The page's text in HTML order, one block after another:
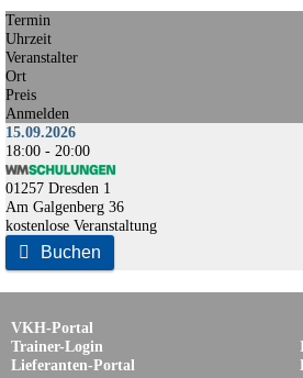
Termin
Uhrzeit
Veranstalter
Ort
Preis
Anmelden
15.09.2026
18:00 - 20:00
01257 Dresden 1
Am Galgenberg 36
kostenlose Veranstaltung
 Buchen
VKH-Portal
Trainer-Login
Lieferanten-Portal